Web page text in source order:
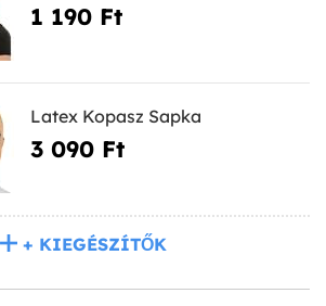
1 190 Ft‎
Latex Kopasz Sapka
3 090 Ft‎
+ KIEGÉSZÍTŐK